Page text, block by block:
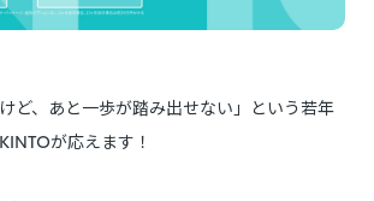
ど、あと一歩が踏み出せない」という若年
が応えます！